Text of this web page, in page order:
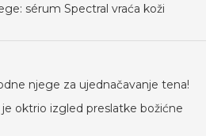
sérum Spectral vraća koži
njege za ujednačavanje tena!
je oktrio izgled preslatke božićne